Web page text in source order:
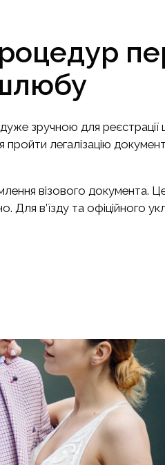
дуже зручною для
легалізацію
візового документа.
Для в’їзду та офіційного